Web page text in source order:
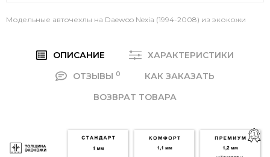
Модельные авточехлы на Daewoo Nexia (1994-2008) из экокожи
ОПИСАНИЕ
ХАРАКТЕРИСТИКИ
ОТЗЫВЫ 0
КАК ЗАКАЗАТЬ
ВОЗВРАТ ТОВАРА